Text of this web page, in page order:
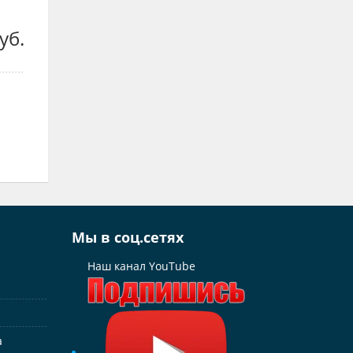
Мы в соц.сетях
Наш канал YouTube